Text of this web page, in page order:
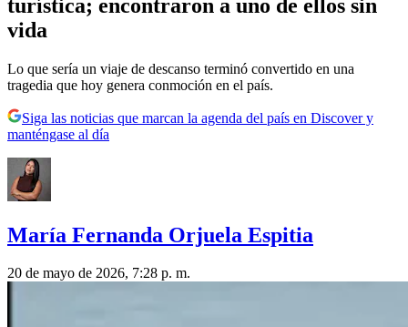
turística; encontraron a uno de ellos sin
vida
Lo que sería un viaje de descanso terminó convertido en una
tragedia que hoy genera conmoción en el país.
Siga las noticias que marcan la agenda del país en Discover y
manténgase al día
María Fernanda Orjuela Espitia
20 de mayo de 2026, 7:28 p. m.